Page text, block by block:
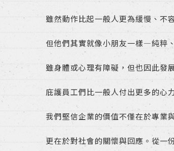
雖然動作比起一般人更為緩慢、不
但他們其實就像小朋友一樣—純粹
雖身體或心理有障礙，但也因此發
庇護員工們比一般人付出更多的心
我們堅信企業的價值不僅在於專業
更在於對社會的關懷與回應。從一